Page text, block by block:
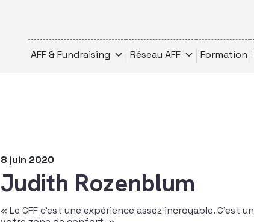
AFF & Fundraising Réseau AFF Formation
8 juin 2020
Judith Rozenblum
« Le CFF c’est une expérience assez incroyable.